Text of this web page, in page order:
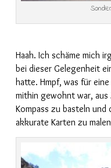
Haah. Ich schäme mich
bei dieser Gelegenheit
hatte. Hmpf,was für eine
mithin gewohnt war,
Kompass zu basteln
akkurate Karten zu